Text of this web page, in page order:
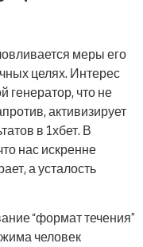
меры его
целях. Интерес
генератор, что не
активизирует
в 1хбет. В
нас искренне
а усталость
“формат течения”
человек